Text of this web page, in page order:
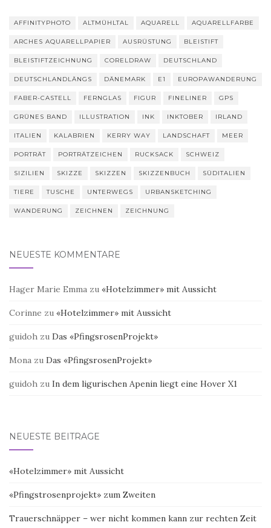
AFFINITYPHOTO ALTMÜHLTAL AQUARELL AQUARELLFARBE
ARCHES AQUARELLPAPIER AUSRÜSTUNG BLEISTIFT
BLEISTIFTZEICHNUNG CORELDRAW DEUTSCHLAND
DEUTSCHLANDLÄNGS DÄNEMARK E1 EUROPAWANDERUNG
FABER-CASTELL FERNGLAS FIGUR FINELINER GPS
GRÜNES BAND ILLUSTRATION INK INKTOBER IRLAND
ITALIEN KALABRIEN KERRY WAY LANDSCHAFT MEER
PORTRÄT PORTRÄTZEICHEN RUCKSACK SCHWEIZ
SIZILIEN SKIZZE SKIZZEN SKIZZENBUCH SÜDITALIEN
TIERE TUSCHE UNTERWEGS URBANSKETCHING
WANDERUNG ZEICHNEN ZEICHNUNG
NEUESTE KOMMENTARE
Hager Marie Emma zu «Hotelzimmer» mit Aussicht
Corinne zu «Hotelzimmer» mit Aussicht
guidoh zu Das «PfingsrosenProjekt»
Mona zu Das «PfingsrosenProjekt»
guidoh zu In dem ligurischen Apenin liegt eine Hover X1
NEUESTE BEITRÄGE
«Hotelzimmer» mit Aussicht
«Pfingstrosenprojekt» zum Zweiten
Trauerschnäpper – wer nicht kommen kann zur rechten Zeit